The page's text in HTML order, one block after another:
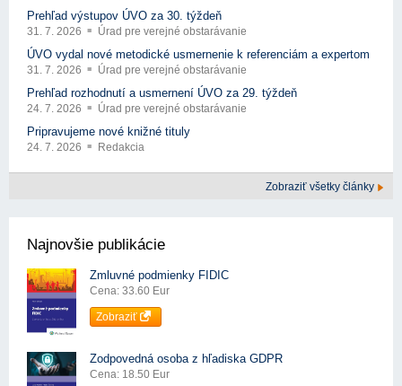
Prehľad výstupov ÚVO za 30. týždeň
31. 7. 2026 Úrad pre verejné obstarávanie
ÚVO vydal nové metodické usmernenie k referenciám a expertom
31. 7. 2026 Úrad pre verejné obstarávanie
Prehľad rozhodnutí a usmernení ÚVO za 29. týždeň
24. 7. 2026 Úrad pre verejné obstarávanie
Pripravujeme nové knižné tituly
24. 7. 2026 Redakcia
Zobraziť všetky články
Najnovšie publikácie
Zmluvné podmienky FIDIC
Cena: 33.60 Eur
Zobraziť
Zodpovedná osoba z hľadiska GDPR
Cena: 18.50 Eur